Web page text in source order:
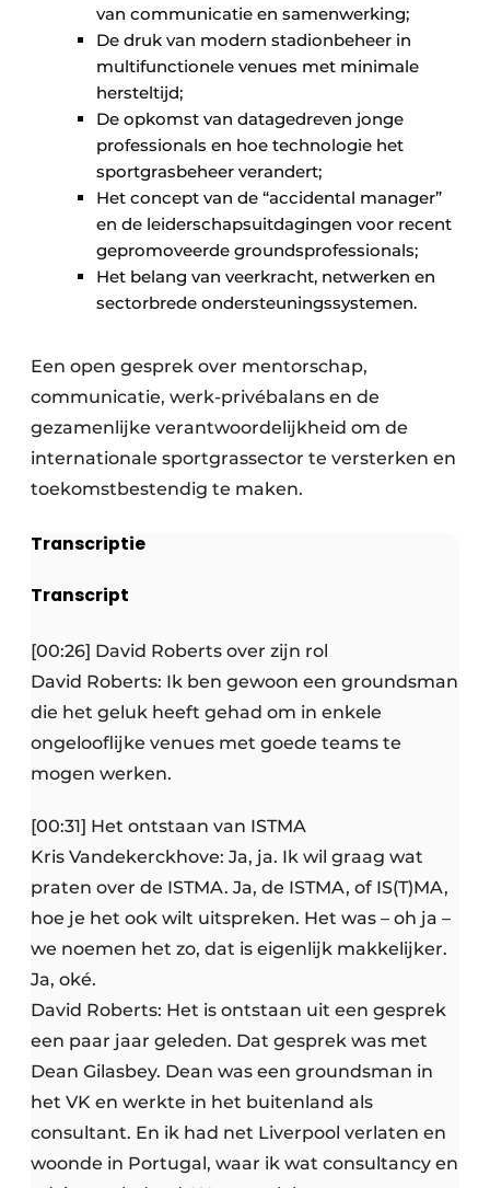
van communicatie en samenwerking;
De druk van modern stadionbeheer in
multifunctionele venues met minimale
hersteltijd;
De opkomst van datagedreven jonge
professionals en hoe technologie het
sportgrasbeheer verandert;
Het concept van de “accidental manager”
en de leiderschapsuitdagingen voor recent
gepromoveerde groundsprofessionals;
Het belang van veerkracht, netwerken en
sectorbrede ondersteuningssystemen.
Een open gesprek over mentorschap,
communicatie, werk-privébalans en de
gezamenlijke verantwoordelijkheid om de
internationale sportgrassector te versterken en
toekomstbestendig te maken.
Transcriptie
Transcript
[00:26] David Roberts over zijn rol
David Roberts: Ik ben gewoon een groundsman
die het geluk heeft gehad om in enkele
ongelooflijke venues met goede teams te
mogen werken.
[00:31] Het ontstaan van ISTMA
Kris Vandekerckhove: Ja, ja. Ik wil graag wat
praten over de ISTMA. Ja, de ISTMA, of IS(T)MA,
hoe je het ook wilt uitspreken. Het was – oh ja –
we noemen het zo, dat is eigenlijk makkelijker.
Ja, oké.
David Roberts: Het is ontstaan uit een gesprek
een paar jaar geleden. Dat gesprek was met
Dean Gilasbey. Dean was een groundsman in
het VK en werkte in het buitenland als
consultant. En ik had net Liverpool verlaten en
woonde in Portugal, waar ik wat consultancy en